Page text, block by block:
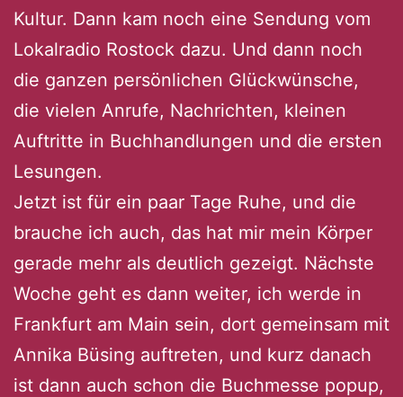
Kultur. Dann kam noch eine Sendung vom
Lokalradio Rostock dazu. Und dann noch
die ganzen persönlichen Glückwünsche,
die vielen Anrufe, Nachrichten, kleinen
Auftritte in Buchhandlungen und die ersten
Lesungen.
Jetzt ist für ein paar Tage Ruhe, und die
brauche ich auch, das hat mir mein Körper
gerade mehr als deutlich gezeigt. Nächste
Woche geht es dann weiter, ich werde in
Frankfurt am Main sein, dort gemeinsam mit
Annika Büsing auftreten, und kurz danach
ist dann auch schon die Buchmesse popup,